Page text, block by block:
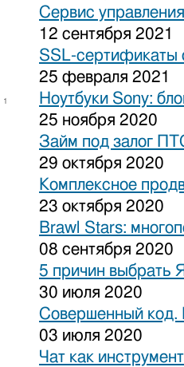
Сервис
12 сентября 2021
SSL-сертификаты
25 февраля 2021
Ноутбуки Sony:
25 ноября 2020
Займ под залог
29 октября 2020
Комплексное
23 октября 2020
Brawl Stars:
08 сентября 2020
5 причин выбрать
30 июля 2020
Совершенный код.
03 июля 2020
Чат как
1